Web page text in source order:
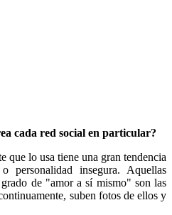
cada red social en particular?
que lo usa tiene una gran tendencia
personalidad insegura. Aquellas
de "amor a sí mismo" son las
suben fotos de ellos y